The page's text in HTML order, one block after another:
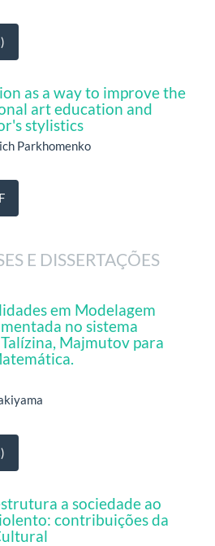
as a way to improve the
art education and
stylistics
Parkhomenko
E DISSERTAÇÕES
em Modelagem
no sistema
Majmutov para
a sociedade ao
contribuições da